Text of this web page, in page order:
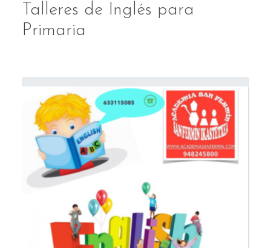
Talleres de Inglés para
Primaria